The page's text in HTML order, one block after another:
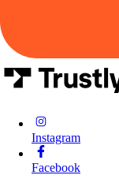
Instagram
Facebook